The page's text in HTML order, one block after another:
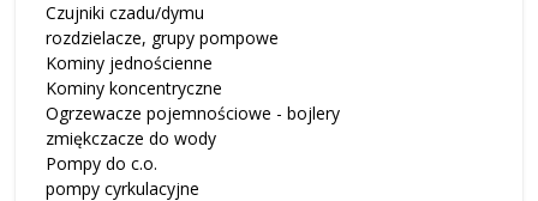
Czujniki czadu/dymu
rozdzielacze, grupy pompowe
Kominy jednościenne
Kominy koncentryczne
Ogrzewacze pojemnościowe - bojlery
zmiękczacze do wody
Pompy do c.o.
pompy cyrkulacyjne